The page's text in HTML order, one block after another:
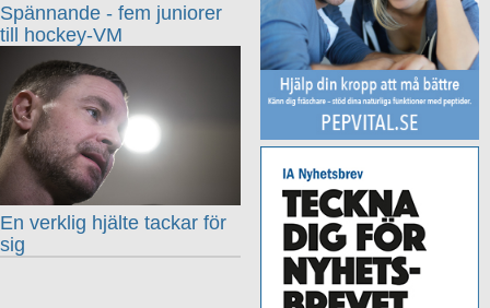
Spännande - fem juniorer
till hockey-VM
En verklig hjälte tackar för
sig